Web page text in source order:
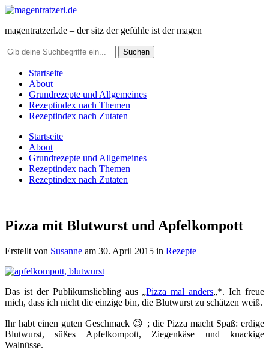
magentratzerl.de – der sitz der gefühle ist der magen
Startseite
About
Grundrezepte und Allgemeines
Rezeptindex nach Themen
Rezeptindex nach Zutaten
Startseite
About
Grundrezepte und Allgemeines
Rezeptindex nach Themen
Rezeptindex nach Zutaten
Pizza mit Blutwurst und Apfelkompott
Erstellt von Susanne am 30. April 2015 in Rezepte
Das ist der Publikumsliebling aus „Pizza mal anders„*. Ich freue
mich, dass ich nicht die einzige bin, die Blutwurst zu schätzen weiß.
Ihr habt einen guten Geschmack 😉 ; die Pizza macht Spaß: erdige
Blutwurst, süßes Apfelkompott, Ziegenkäse und knackige
Walnüsse.